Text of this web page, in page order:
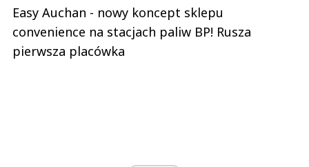
Easy Auchan - nowy koncept sklepu
convenience na stacjach paliw BP! Rusza
pierwsza placówka